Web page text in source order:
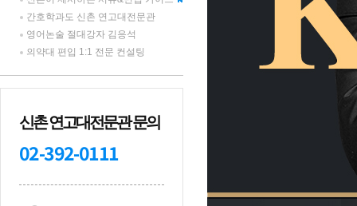
간호학과도 신촌 연고대전문관
영어논술 절대강자 김응석
의약대 편입 1:1 전문 컨설팅
신촌 연고대전문관 문의
02-392-0111